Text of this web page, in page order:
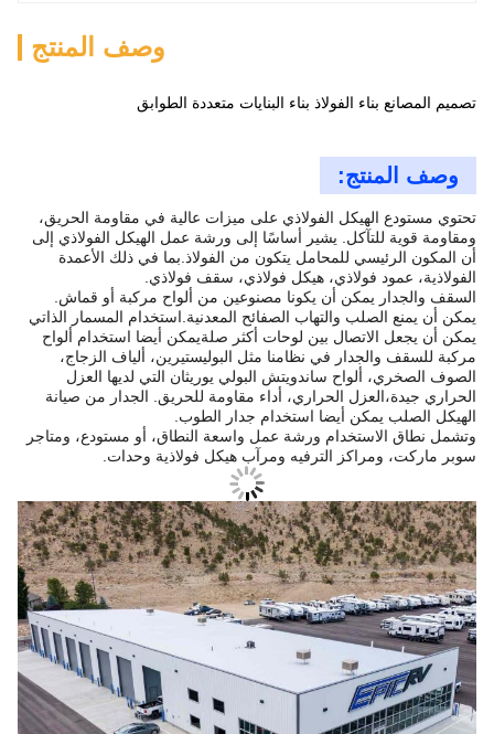
وصف المنتج
تصميم المصانع بناء الفولاذ بناء البنايات متعددة الطوابق
وصف المنتج:
تحتوي مستودع الهيكل الفولاذي على ميزات عالية في مقاومة الحريق،
ومقاومة قوية للتآكل. يشير أساسًا إلى ورشة عمل الهيكل الفولاذي إلى
أن المكون الرئيسي للمحامل يتكون من الفولاذ.بما في ذلك الأعمدة
الفولاذية، عمود فولاذي، هيكل فولاذي، سقف فولاذي.
السقف والجدار يمكن أن يكونا مصنوعين من ألواح مركبة أو قماش.
يمكن أن يمنع الصلب والتهاب الصفائح المعدنية.استخدام المسمار الذاتي
يمكن أن يجعل الاتصال بين لوحات أكثر صلةيمكن أيضا استخدام ألواح
مركبة للسقف والجدار في نظامنا مثل البوليستيرين، ألياف الزجاج،
الصوف الصخري، ألواح ساندويتش البولي يوريثان التي لديها العزل
الحراري جيدة،العزل الحراري، أداء مقاومة للحريق. الجدار من صيانة
الهيكل الصلب يمكن أيضا استخدام جدار الطوب.
وتشمل نطاق الاستخدام ورشة عمل واسعة النطاق، أو مستودع، ومتاجر
سوبر ماركت، ومراكز الترفيه ومرآب هيكل فولاذية وحدات.